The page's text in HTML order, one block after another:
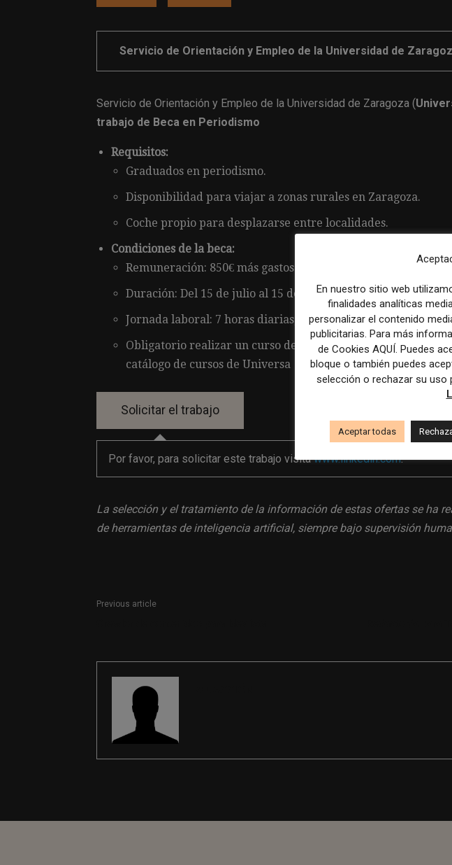
Servicio de Orientación y Empleo de la Universidad de
Servicio de Orientación y Empleo de la Universidad de Zaragoza (
trabajo de Beca en Periodismo
Requisitos:
Graduados en periodismo.
Disponibilidad para viajar a zonas rurales en Zaragoza.
Coche propio para desplazarse entre localidades.
Condiciones de la beca:
Remuneración: 850€ más gastos de desplazamiento.
Duración: Del 15 de julio al 15 de septiembre.
Jornada laboral: 7 horas diarias, en horario de mañana.
Obligatorio realizar un curso del plan de formación para el
catálogo de cursos de Universa
Por favor, para solicitar este trabajo visitawww.linkedin.com.
La selección y el tratamiento de la información de estas ofertas se ha
de herramientas de inteligencia artificial, siempre bajo supervisión
Previous article
En nuestro sitio web
finalidades analíticas
personalizar el contenido
publicitarias. Para más
de Cookies AQUÍ. Puedes
bloque o también puedes
selección o rechazar su uso
Aceptar todas